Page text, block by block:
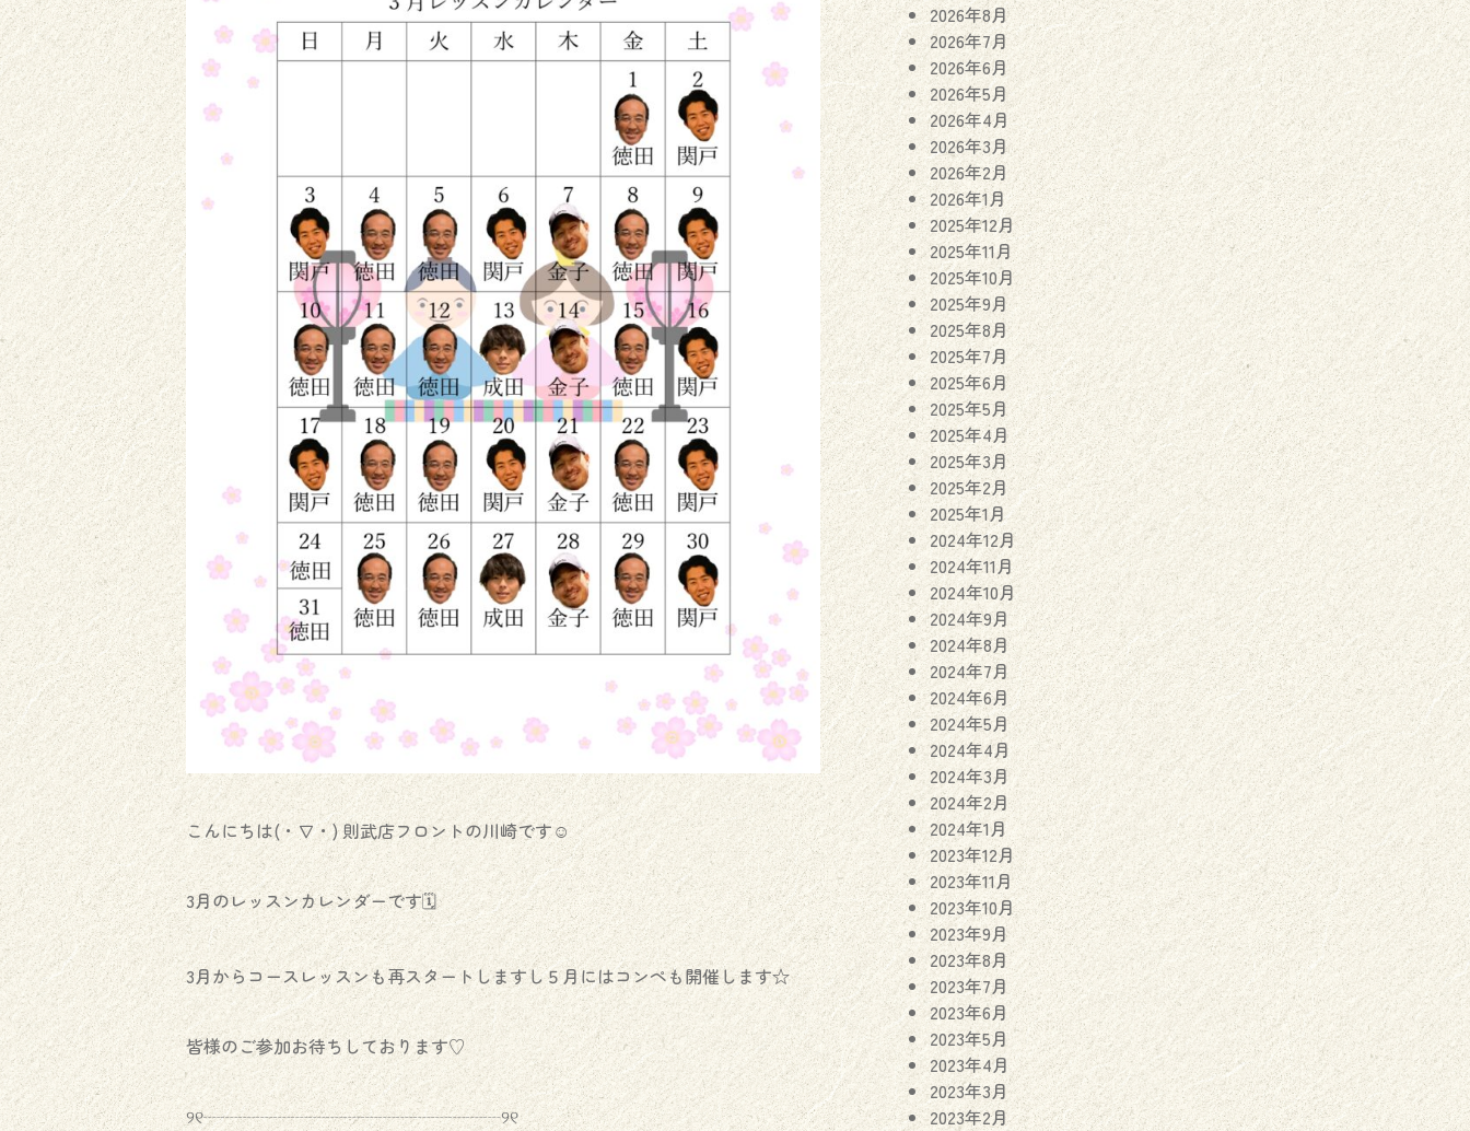
こんにちは(・∇・) 則武店フロントの川崎です☺︎
3月のレッスンカレンダーです🗓
3月からコースレッスンも再スタートしますし５月にはコンペも開催します☆
皆様のご参加お待ちしております♡
୨୧┈┈┈┈┈┈┈┈┈┈┈┈┈┈┈┈┈୨୧
2026年8月
2026年7月
2026年6月
2026年5月
2026年4月
2026年3月
2026年2月
2026年1月
2025年12月
2025年11月
2025年10月
2025年9月
2025年8月
2025年7月
2025年6月
2025年5月
2025年4月
2025年3月
2025年2月
2025年1月
2024年12月
2024年11月
2024年10月
2024年9月
2024年8月
2024年7月
2024年6月
2024年5月
2024年4月
2024年3月
2024年2月
2024年1月
2023年12月
2023年11月
2023年10月
2023年9月
2023年8月
2023年7月
2023年6月
2023年5月
2023年4月
2023年3月
2023年2月